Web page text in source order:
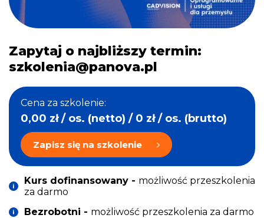
Zapytaj o najbliższy termin:
szkolenia@panova.pl
Cena za szkolenie:
0,00 zł/ os. (netto) / 0 zł/ os. (brutto)
Zapisz się na szkolenie
Kurs dofinansowany - możliwość przeszkolenia
za darmo
Bezrobotni - możliwość przeszkolenia za darmo